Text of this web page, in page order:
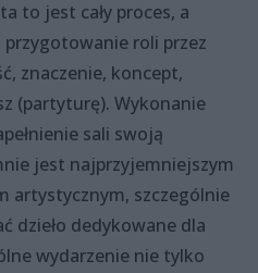
to jest cały proces, a
roli przez
znaczenie, koncept,
(partyturę). Wykonanie
sali swoją
jest najprzyjemniejszym
artystycznym, szczególnie
dzieło dedykowane dla
wydarzenie nie tylko